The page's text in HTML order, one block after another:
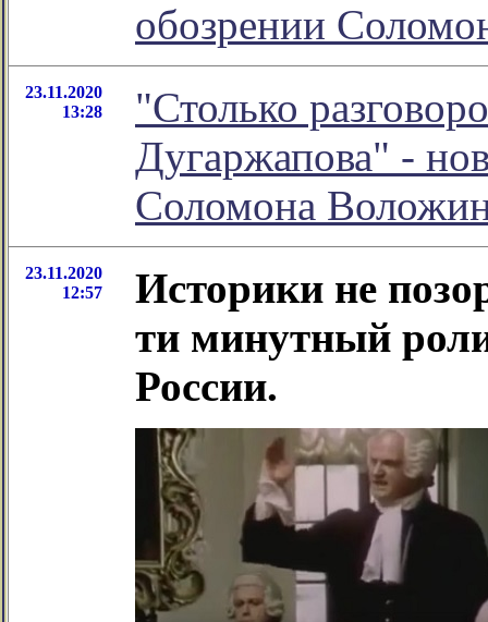
обозрении
23.11.2020
13:28
"Столько
Дугаржапова" -
Соломона
23.11.2020
12:57
Историки не
ти минутный
России.